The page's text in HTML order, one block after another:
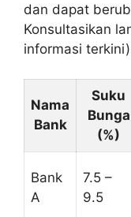
dan dapat
Konsultasikan
informasi
Nama
Bank
Suku
Bunga
(%)
Bank
A
7.5 –
9.5